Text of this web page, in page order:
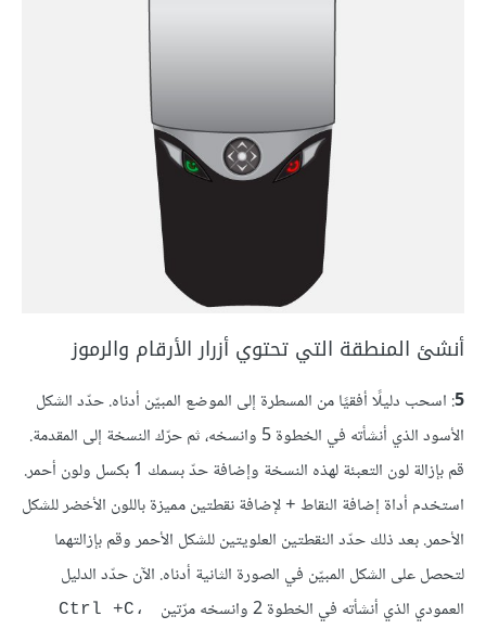
أنشئ المنطقة التي تحتوي أزرار الأرقام والرموز
5: اسحب دليلًا أفقيًا من المسطرة إلى الموضع المبيّن أدناه. حدّد الشكل
الأسود الذي أنشأته في الخطوة 5 وانسخه، ثم حرّك النسخة إلى المقدمة.
قم بإزالة لون التعبئة لهذه النسخة وإضافة حدّ بسمك 1 بكسل ولون أحمر.
استخدم أداة إضافة النقاط + لإضافة نقطتين مميزة باللون الأخضر للشكل
الأحمر. بعد ذلك حدّد النقطتين العلويتين للشكل الأحمر وقم بإزالتهما
لتحصل على الشكل المبيّن في الصورة الثانية أدناه. الآن حدّد الدليل
العمودي الذي أنشأته في الخطوة 2 وانسخه مرّتين
Ctrl +C،